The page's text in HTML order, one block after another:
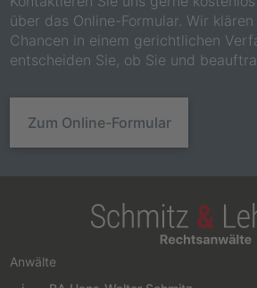
über das Online-Formular. Wir
Chancen in einem gerichtlichen
entscheiden Sie, ob Sie und
Zum Online-Formular
Anwälte